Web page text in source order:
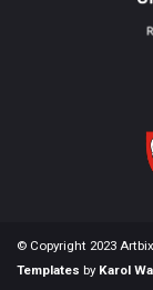
© Copyright 2023
Templates by Karol